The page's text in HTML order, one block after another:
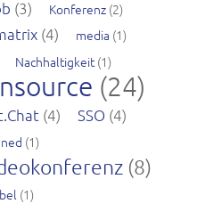
(3) Konferenz (2)
(4) media (1)
Nachhaltigkeit(1)
(24)
(4) SSO (4)
(1)
(8)
(1)